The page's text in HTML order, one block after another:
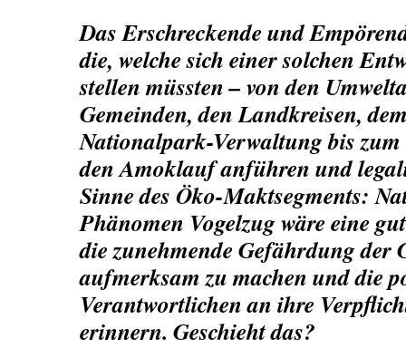
Das Erschreckende und
die, welche sich einer solchen
stellen müssten – von den
Gemeinden, den Landkreisen,
Nationalpark-Verwaltung bis
den Amoklauf anführen und
Sinne des Öko-Maktsegments:
Phänomen Vogelzug wäre eine
die zunehmende Gefährdung der
aufmerksam zu machen und die
Verantwortlichen an ihre
erinnern. Geschieht das?